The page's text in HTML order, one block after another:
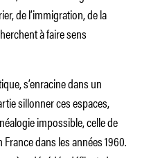
de l’immigration, de la
à faire sens
s’enracine dans un
sillonner ces espaces,
impossible, celle de
dans les années 1960.